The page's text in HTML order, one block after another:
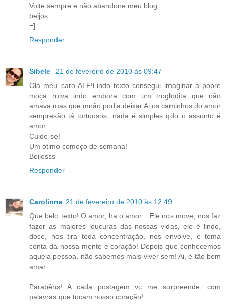
Volte sempre e não abandone meu blog.
beijos
=]
Responder
Sibele
21 de fevereiro de 2010 às 09:47
Olá meu caro ALF!Lindo texto consegui imaginar a pobre
moça ruiva indo embora com um troglodita que não
amava,mas que mnão podia deixar.Ai os caminhos do amor
sempresão tá tortuosos, nada é simples qdo o assunto é
amor.
Cuide-se!
Um ótimo começo de semana!
Beijosss
Responder
Carolinne 21 de fevereiro de 2010 às 12:49
Que belo texto! O amor, ha o amor... Ele nos move, nos faz
fazer as maiores loucuras das nossas vidas, ele é lindo,
doce, nos tira toda concentração, nos envolve, e toma
conta da nossa mente e coração! Depois que conhecemos
aquela pessoa, não sabemos mais viver sem! Ai, é tão bom
amar...
Parabêns! A cada postagem vc me surpreende, com
palavras que tocam nosso coração!